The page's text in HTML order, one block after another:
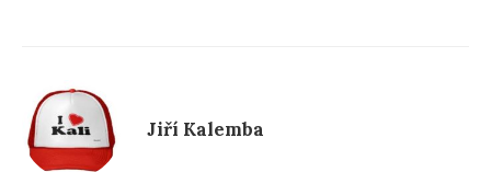
o
k Jiří Kalemba